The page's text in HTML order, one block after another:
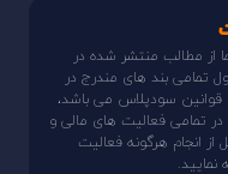
از مطالب منتشر شده در
تمامی بند های مندرج در
سودپلاس می باشد،
تمامی فعالیت های مالی و
از انجام هرگونه فعالیت
نمایید.